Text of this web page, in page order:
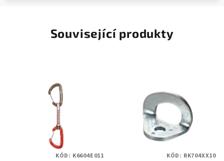
Související produkty
KÓD: K6604E011 KÓD: RK704XX10